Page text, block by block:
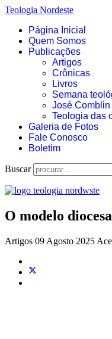
Teologia Nordeste
Página Inicial
Quem Somos
Publicações
Artigos
Crônicas
Livros
Semana
José Comblin
Teologia das
Galeria de Fotos
Fale Conosco
Boletim
Buscar
O modelo
Artigos 09 Agosto 2025